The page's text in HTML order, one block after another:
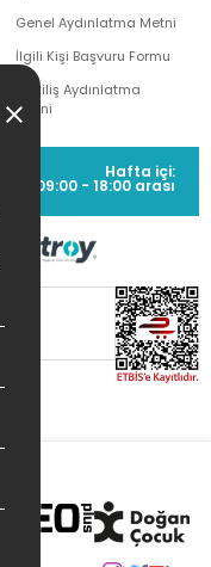
Genel Aydınlatma Metni
İlgili Kişi Başvuru Formu
Çekiliş Aydınlatma
Metni
Hafta içi:
09:00 - 18:00 arası